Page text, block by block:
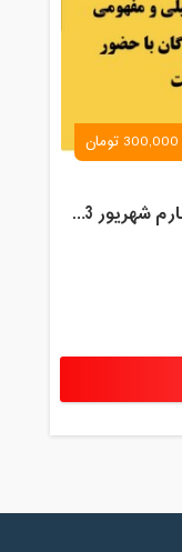
300,000 تومان
کلاس آنلاین ریاضی پنجم ترم چهارم شهریور 1403